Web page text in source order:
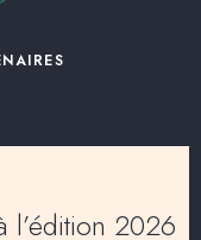
l’édition 2026